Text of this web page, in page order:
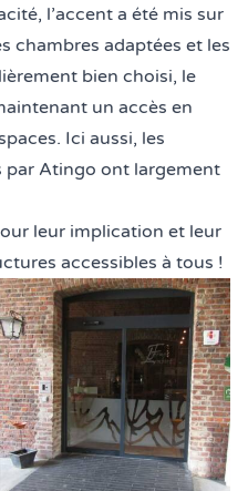
l’accent a été mis sur
chambres adaptées et les
bien choisi, le
un accès en
Ici aussi, les
Atingo ont largement
leur implication et leur
accessibles à tous !
Légende de la photo :
Ferme Limbort